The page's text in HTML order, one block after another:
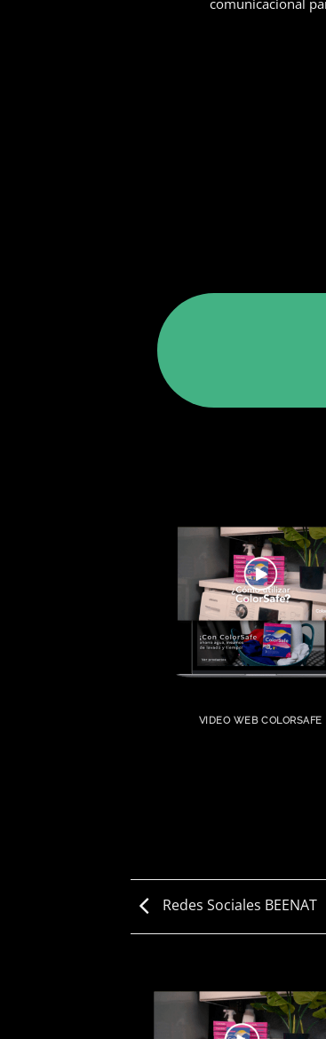
VIDEO WEB COLORSAFE
Redes Sociales BEENAT